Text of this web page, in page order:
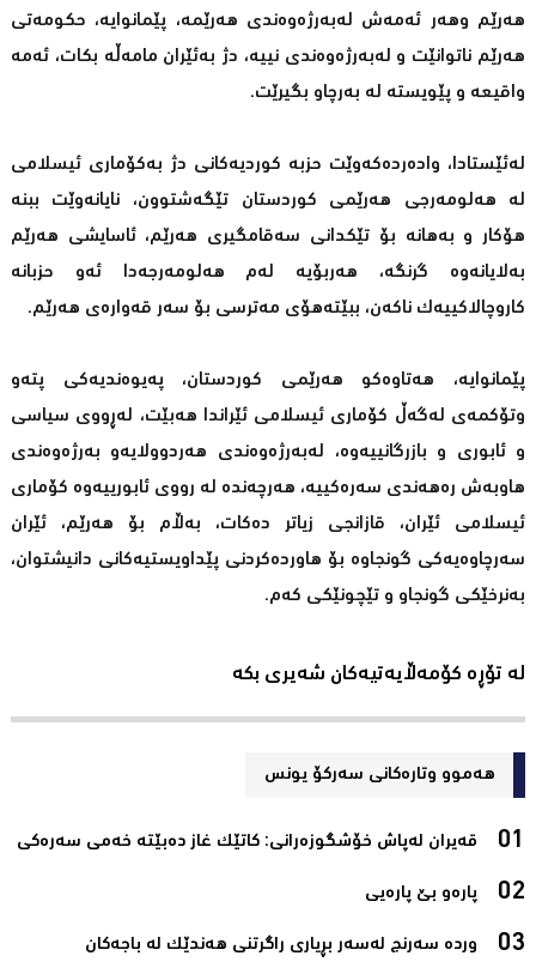
هەرێم وهەر ئەمەش لەبەرژەوەندی هەرێمە، پێمانوایە، حکومەتی
هەرێم ناتوانێت و لەبەرژەوەندی نییە، دژ بەئێران مامەڵە بکات، ئەمە
واقیعە و پێویستە لە بەرچاو بگیرێت.
لەئێستادا، وادەردەکەوێت حزبە کوردیەکانی دژ بەکۆماری ئیسلامی
لە هەلومەرجی هەرێمی کوردستان تێگەشتوون، نایانەوێت ببنە
هۆکار و بەهانە بۆ تێکدانی سەقامگیری هەرێم، ئاسایشی هەرێم
بەلایانەوە گرنگە، هەربۆیە لەم هەلومەرجەدا ئەو حزبانە
کاروچالاکییەک ناکەن، ببێتەهۆی مەترسی بۆ سەر قەوارەی هەرێم.
پێمانوایە، هەتاوەکو هەرێمی کوردستان، پەیوەندیەکی پتەو
وتۆکمەی لەگەڵ کۆماری ئیسلامی ئێراندا هەبێت، لەڕووی سیاسی
و ئابوری و بازرگانییەوە، لەبەرژەوەندی هەردوولایەو بەرژەوەندی
هاوبەش رەهەندی سەرەکییە، هەرچەندە لە رووی ئابورییەوە کۆماری
ئیسلامی ئێران، قازانجی زیاتر دەکات، بەڵام بۆ هەرێم، ئێران
سەرچاوەیەکی گونجاوە بۆ هاوردەکردنی پێداویستیەکانی دانیشتوان،
بەنرخێکی گونجاو و تێچونێکی کەم.
لە تۆڕە کۆمەڵایەتیەکان شەیری بکە
هەموو وتارەکانی سه‌ركۆ یونس
قەیران لەپاش خۆشگوزەرانی: كاتێك غاز دەبێتە خەمی سەرەكی‌
پارەو بێ پارەیی‌
وردە سەرنج لەسەر بڕیاری راگرتنی هەندێک لە باجەکان‌